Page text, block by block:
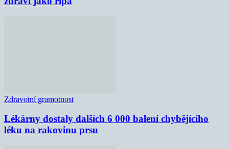
Zdravotní gramotnost
Lékárny dostaly dalších 6 000 balení chybějícího
léku na rakovinu prsu